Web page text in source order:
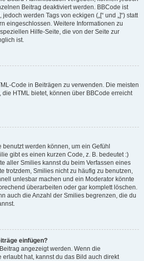
Beitrag deaktiviert werden. BBCode ist
werden Tags von eckigen („[“ und „]“) statt
eingeschlossen. Weitere Informationen zu
Hilfe-Seite, die von der Seite zur
ist.
Code in Beiträgen zu verwenden. Die meisten
HTML bietet, können über BBCode erreicht
werden können, um ein Gefühl
gibt es einen kurzen Code, z. B. bedeutet :)
aller Smilies kannst du beim Verfassen eines
trotzdem, Smilies nicht zu häufig zu benutzen,
unlesbar machen und ein Moderator könnte
überarbeiten oder gar komplett löschen.
auch die Anzahl der Smilies begrenzen, die du
einfügen?
angezeigt werden. Wenn die
hat, kannst du das Bild auch direkt